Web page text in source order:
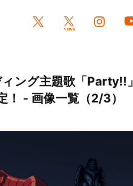
ング主題歌「Party!!」
- 画像一覧（2/3）